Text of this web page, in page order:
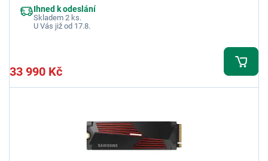
Ihned k odeslání
Skladem 2 ks.
U Vás již od 17.8.
33 990 Kč